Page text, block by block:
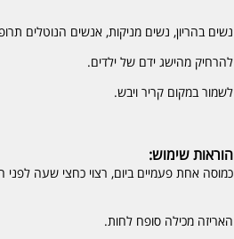
נשים בהריון, נשים מניקות, אנשים הנוטלים
להרחיק מהישג ידם של ילדים.
לשמור במקום קריר ויבש.
הוראות שימוש:
כמוסה אחת פעמיים ביום, רצוי כחצי שעה לפני
האריזה מכילה סופח לחות.